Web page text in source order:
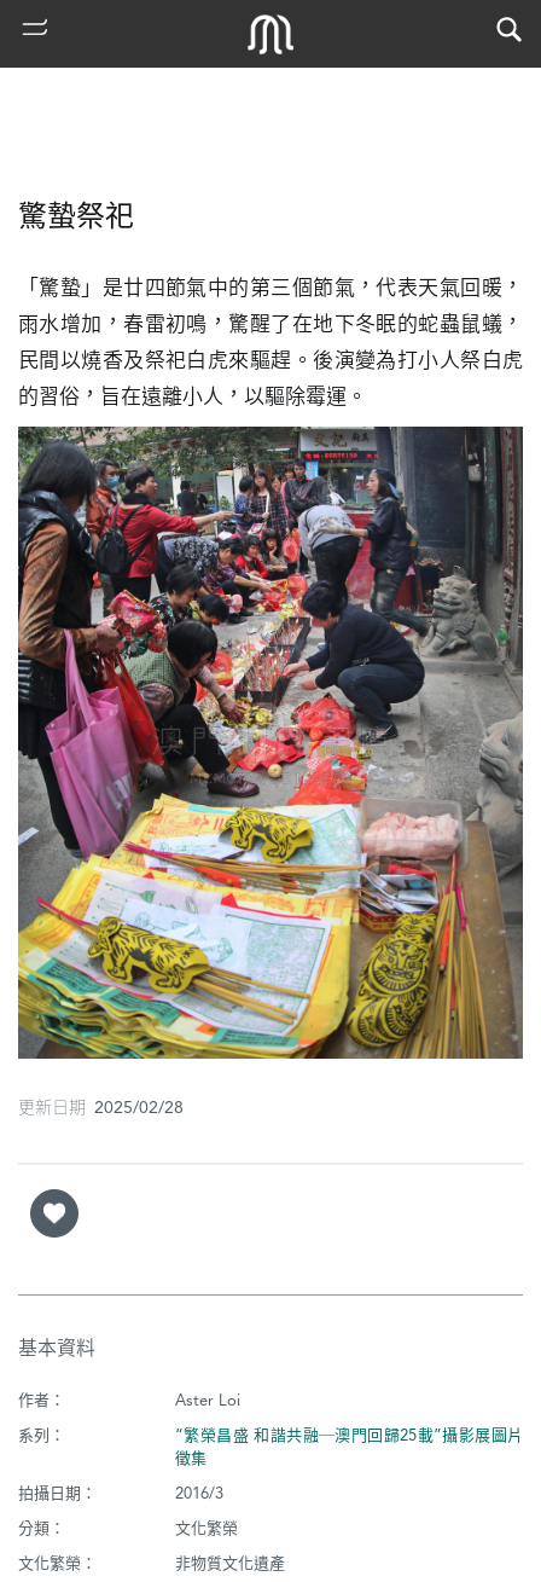
搜
索
古
地
圖
媽
閣
寺
巴
士
教
街
市
驚蟄祭祀
「驚蟄」是廿四節氣中的第三個節氣，代表天氣回暖，
雨水增加，春雷初鳴，驚醒了在地下冬眠的蛇蟲鼠蟻，
民間以燒香及祭祀白虎來驅趕。後演變為打小人祭白虎
的習俗，旨在遠離小人，以驅除霉運。
更新日期 2025/02/28
基本資料
作者：
Aster Loi
系列：
“繁榮昌盛 和諧共融─澳門回歸25載”攝影展圖片
徵集
拍攝日期：
2016/3
分類：
文化繁榮
文化繁榮：
非物質文化遺產